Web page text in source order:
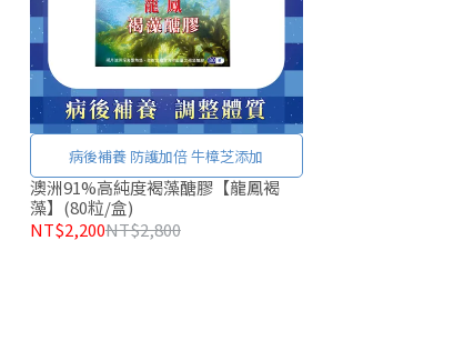
病後補養 防護加倍 牛樟芝添加
澳洲91%高純度褐藻醣膠【龍鳳褐
藻】(80粒/盒)
NT$2,200NT$2,800